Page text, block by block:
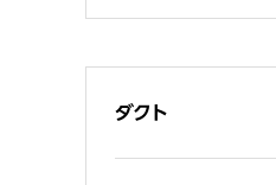
ダクト